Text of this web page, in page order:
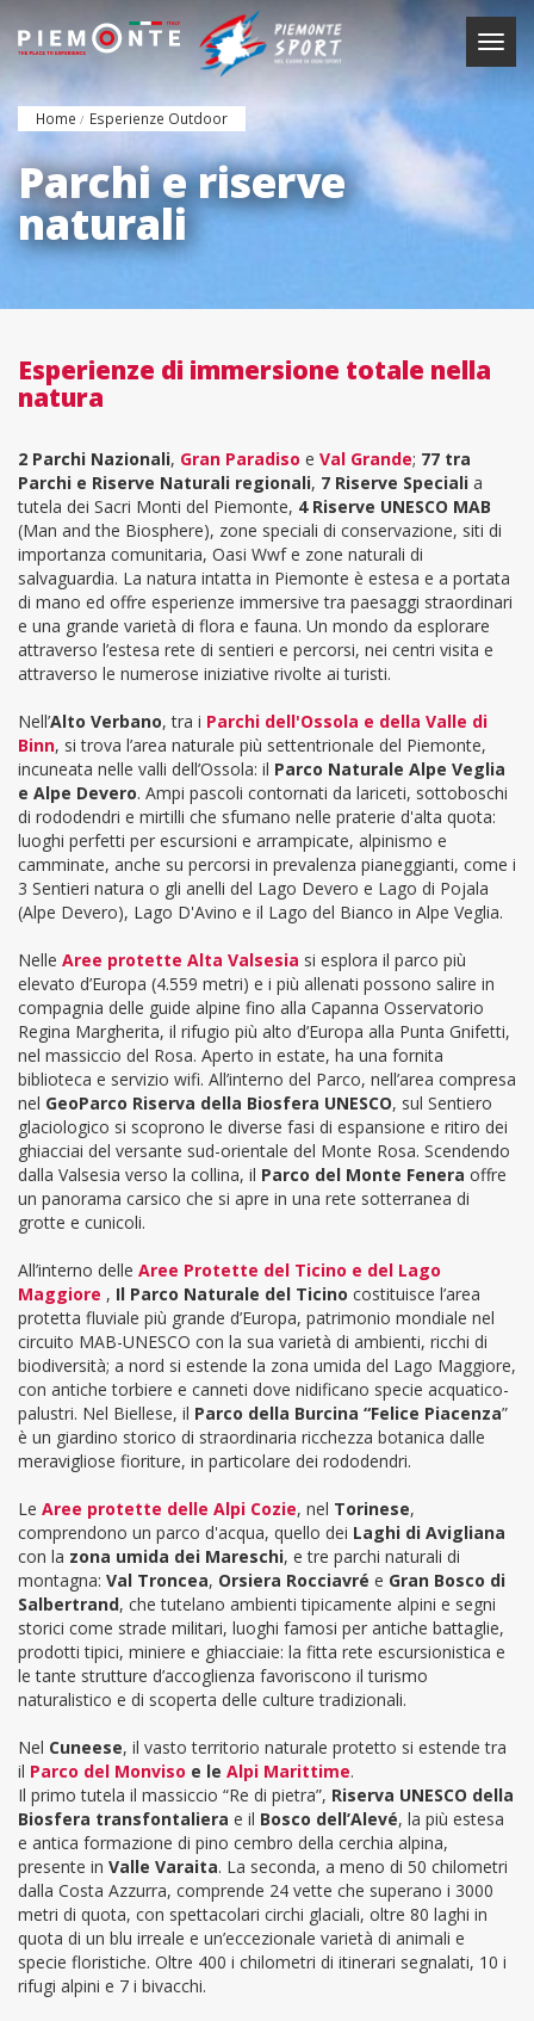
contenuto
principale
Home Esperienze Outdoor
Parchi e riserve
naturali
Esperienze di immersione totale nella
natura
2 Parchi Nazionali, Gran Paradiso e Val Grande; 77 tra
Parchi e Riserve Naturali regionali, 7 Riserve Speciali a
tutela dei Sacri Monti del Piemonte, 4 Riserve UNESCO MAB
(Man and the Biosphere), zone speciali di conservazione, siti di
importanza comunitaria, Oasi Wwf e zone naturali di
salvaguardia. La natura intatta in Piemonte è estesa e a portata
di mano ed offre esperienze immersive tra paesaggi straordinari
e una grande varietà di flora e fauna. Un mondo da esplorare
attraverso l’estesa rete di sentieri e percorsi, nei centri visita e
attraverso le numerose iniziative rivolte ai turisti.
Nell’Alto Verbano, tra i Parchi dell'Ossola e della Valle di
Binn, si trova l’area naturale più settentrionale del Piemonte,
incuneata nelle valli dell’Ossola: il Parco Naturale Alpe Veglia
e Alpe Devero. Ampi pascoli contornati da lariceti, sottoboschi
di rododendri e mirtilli che sfumano nelle praterie d'alta quota:
luoghi perfetti per escursioni e arrampicate, alpinismo e
camminate, anche su percorsi in prevalenza pianeggianti, come i
3 Sentieri natura o gli anelli del Lago Devero e Lago di Pojala
(Alpe Devero), Lago D'Avino e il Lago del Bianco in Alpe Veglia.
Nelle Aree protette Alta Valsesia si esplora il parco più
elevato d’Europa (4.559 metri) e i più allenati possono salire in
compagnia delle guide alpine fino alla Capanna Osservatorio
Regina Margherita, il rifugio più alto d’Europa alla Punta Gnifetti,
nel massiccio del Rosa. Aperto in estate, ha una fornita
biblioteca e servizio wifi. All’interno del Parco, nell’area compresa
nel GeoParco Riserva della Biosfera UNESCO, sul Sentiero
glaciologico si scoprono le diverse fasi di espansione e ritiro dei
ghiacciai del versante sud-orientale del Monte Rosa. Scendendo
dalla Valsesia verso la collina, il Parco del Monte Fenera offre
un panorama carsico che si apre in una rete sotterranea di
grotte e cunicoli.
All’interno delle Aree Protette del Ticino e del Lago
Maggiore , Il Parco Naturale del Ticino costituisce l’area
protetta fluviale più grande d’Europa, patrimonio mondiale nel
circuito MAB-UNESCO con la sua varietà di ambienti, ricchi di
biodiversità; a nord si estende la zona umida del Lago Maggiore,
con antiche torbiere e canneti dove nidificano specie acquatico-
palustri. Nel Biellese, il Parco della Burcina “Felice Piacenza”
è un giardino storico di straordinaria ricchezza botanica dalle
meravigliose fioriture, in particolare dei rododendri.
Le Aree protette delle Alpi Cozie, nel Torinese,
comprendono un parco d'acqua, quello dei Laghi di Avigliana
con la zona umida dei Mareschi, e tre parchi naturali di
montagna: Val Troncea, Orsiera Rocciavré e Gran Bosco di
Salbertrand, che tutelano ambienti tipicamente alpini e segni
storici come strade militari, luoghi famosi per antiche battaglie,
prodotti tipici, miniere e ghiacciaie: la fitta rete escursionistica e
le tante strutture d’accoglienza favoriscono il turismo
naturalistico e di scoperta delle culture tradizionali.
Nel Cuneese, il vasto territorio naturale protetto si estende tra
il Parco del Monviso e le Alpi Marittime.
Il primo tutela il massiccio “Re di pietra”, Riserva UNESCO della
Biosfera transfontaliera e il Bosco dell’Alevé, la più estesa
e antica formazione di pino cembro della cerchia alpina,
presente in Valle Varaita. La seconda, a meno di 50 chilometri
dalla Costa Azzurra, comprende 24 vette che superano i 3000
metri di quota, con spettacolari circhi glaciali, oltre 80 laghi in
quota di un blu irreale e un’eccezionale varietà di animali e
specie floristiche. Oltre 400 i chilometri di itinerari segnalati, 10 i
rifugi alpini e 7 i bivacchi.